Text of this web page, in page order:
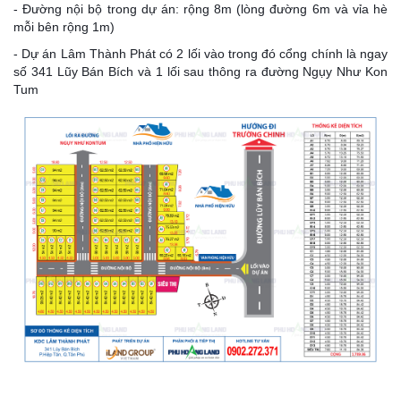
- Đường nội bộ trong dự án: rộng 8m (lòng đường 6m và vỉa hè
mỗi bên rộng 1m)
- Dự án Lâm Thành Phát có 2 lối vào trong đó cổng chính là ngay
số 341 Lũy Bán Bích và 1 lối sau thông ra đường Ngụy Như Kon
Tum